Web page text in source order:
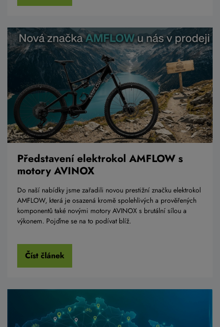
Představení elektrokol AMFLOW s
motory AVINOX
Do naší nabídky jsme zařadili novou prestižní značku elektrokol
AMFLOW, která je osazená kromě spolehlivých a prověřených
komponentů také novými motory AVINOX s brutální sílou a
výkonem. Pojďme se na to podívat blíž.
Číst článek